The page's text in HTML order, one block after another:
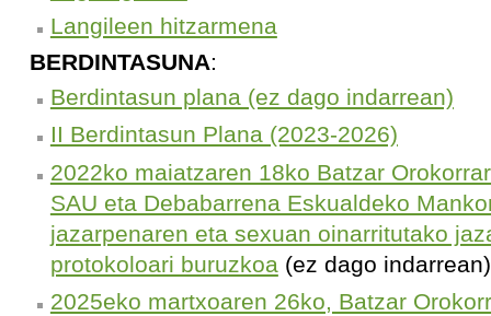
Langileen hitzarmena
BERDINTASUNA:
Berdintasun plana (ez dago indarrean)
II Berdintasun Plana (2023-2026)
2022ko maiatzaren 18ko Batzar
SAU eta Debabarrena Eskualdeko
jazarpenaren eta sexuan oinarritutako
protokoloari buruzkoa(ez dago indarrean)
2025eko martxoaren 26ko, Batzar